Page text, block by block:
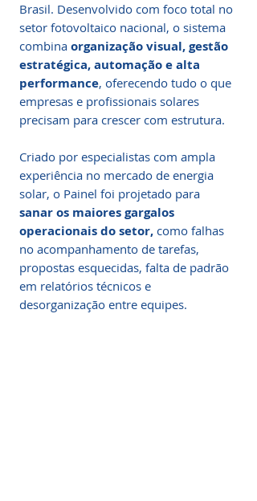
Brasil. Desenvolvido com foco total no
setor fotovoltaico nacional, o sistema
combina organização visual, gestão
estratégica, automação e alta
performance, oferecendo tudo o que
empresas e profissionais solares
precisam para crescer com estrutura.
Criado por especialistas com ampla
experiência no mercado de energia
solar, o Painel foi projetado para
sanar os maiores gargalos
operacionais do setor, como falhas
no acompanhamento de tarefas,
propostas esquecidas, falta de padrão
em relatórios técnicos e
desorganização entre equipes.